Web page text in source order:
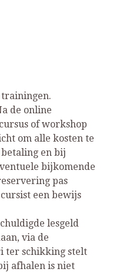
trainingen.
de online
of workshop
om alle kosten te
en bij
bijkomende
pas
een bewijs
lesgeld
via de
ter schikking stelt
afhalen is niet